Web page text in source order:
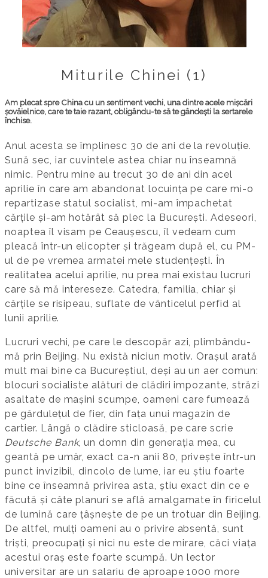
Miturile Chinei (1)
Am plecat spre China cu un sentiment vechi, una dintre acele mișcări
șovăielnice, care te taie razant, obligându-te să te gândești la sertarele
închise.
Anul acesta se împlinesc 30 de ani de la revoluție.
Sună sec, iar cuvintele astea chiar nu înseamnă
nimic. Pentru mine au trecut 30 de ani din acel
aprilie în care am abandonat locuința pe care mi-o
repartizase statul socialist, mi-am împachetat
cărțile și-am hotărât să plec la București. Adeseori,
noaptea îl visam pe Ceaușescu, îl vedeam cum
pleacă într-un elicopter și trăgeam după el, cu PM-
ul de pe vremea armatei mele studențești. În
realitatea acelui aprilie, nu prea mai existau lucruri
care să mă intereseze. Catedra, familia, chiar și
cărțile se risipeau, suflate de vânticelul perfid al
lunii aprilie.
Lucruri vechi, pe care le descopăr azi, plimbându-
mă prin Beijing. Nu există niciun motiv. Orașul arată
mult mai bine ca Bucureștiul, deși au un aer comun:
blocuri socialiste alături de clădiri impozante, străzi
asaltate de mașini scumpe, oameni care fumează
pe gărdulețul de fier, din fața unui magazin de
cartier. Lângă o clădire sticloasă, pe care scrie
Deutsche Bank, un domn din generația mea, cu
geantă pe umăr, exact ca-n anii 80, privește într-un
punct invizibil, dincolo de lume, iar eu știu foarte
bine ce înseamnă privirea asta, știu exact din ce e
făcută și câte planuri se află amalgamate în firicelul
de lumină care țâșnește de pe un trotuar din Beijing.
De altfel, mulți oameni au o privire absentă, sunt
triști, preocupați și nici nu este de mirare, căci viața
acestui oraș este foarte scumpă. Un lector
universitar are un salariu de aproape 1000more